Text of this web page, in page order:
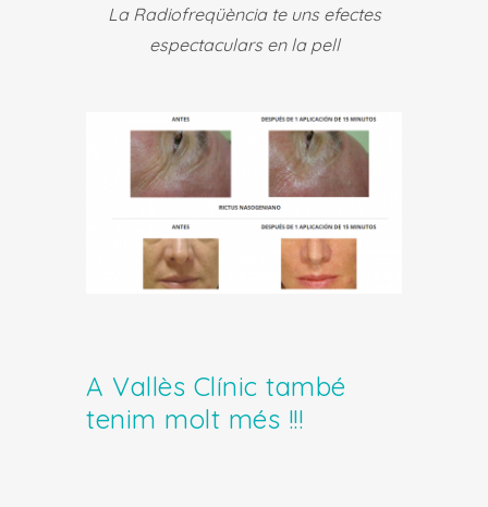
La Radiofreqüència te uns efectes
espectaculars en la pell
A Vallès Clínic també
tenim molt més !!!